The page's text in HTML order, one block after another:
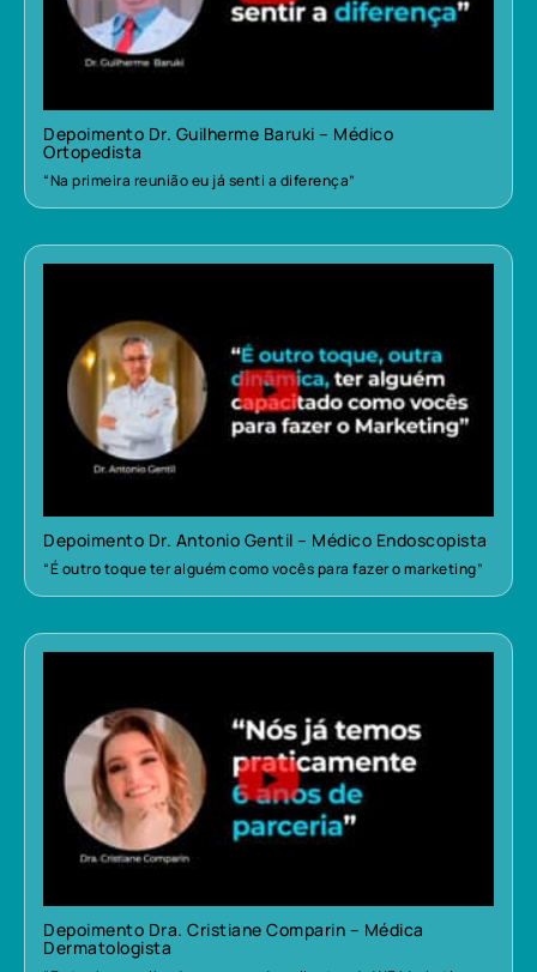
Depoimento Dr. Guilherme Baruki – Médico
Ortopedista
“Na primeira reunião eu já senti a diferença”
Depoimento Dr. Antonio Gentil – Médico Endoscopista
“É outro toque ter alguém como vocês para fazer o marketing”
Depoimento Dra. Cristiane Comparin – Médica
Dermatologista